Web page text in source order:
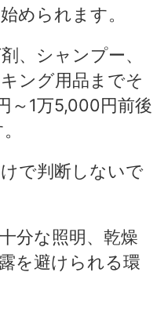
められます。
、シャンプー、
ング用品までそ
～1万5,000円前後
で判断しないで
分な照明、乾燥
を避けられる環